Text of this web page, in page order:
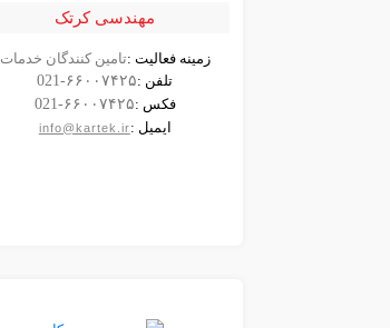
مهندسی کرتک
مشاهدهزمینه فعالیت :تامین کنندگان خدمات
تلفن :021-۶۶۰۰۷۴۲۵
فکس :021-۶۶۰۰۷۴۲۵
ایمیل :info@kartek.ir